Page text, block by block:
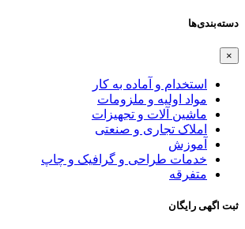
دسته‌بندی‌ها
×
استخدام و آماده به کار
مواد اولیه و ملزومات
ماشین آلات و تجهیزات
املاک تجاری و صنعتی
آموزش
خدمات طراحی و گرافیک و چاپ
متفرقه
ثبت اگهی رایگان